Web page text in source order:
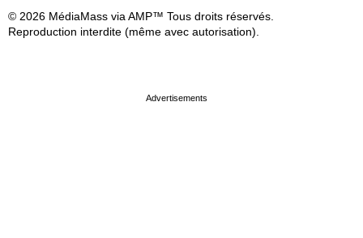
© 2026 MédiaMass via AMP™ Tous droits réservés.
Reproduction interdite (même avec autorisation).